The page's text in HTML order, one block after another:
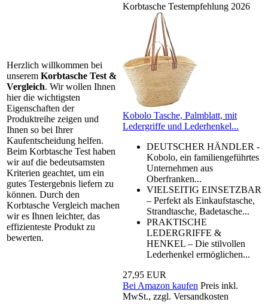
Herzlich willkommen bei
unserem Korbtasche Test &
Vergleich. Wir wollen Ihnen
hier die wichtigsten
Eigenschaften der
Produktreihe zeigen und
Ihnen so bei Ihrer
Kaufentscheidung helfen.
Beim Korbtasche Test haben
wir auf die bedeutsamsten
Kriterien geachtet, um ein
gutes Testergebnis liefern zu
können. Durch den
Korbtasche Vergleich machen
wir es Ihnen leichter, das
effizienteste Produkt zu
bewerten.
Korbtasche Testempfehlung 2026
Kobolo Tasche, Palmblatt, mit
Ledergriffe und Lederhenkel...
DEUTSCHER HÄNDLER -
Kobolo, ein familiengeführtes
Unternehmen aus
Oberfranken...
VIELSEITIG EINSETZBAR
– Perfekt als Einkaufstasche,
Strandtasche, Badetasche...
PRAKTISCHE
LEDERGRIFFE &
HENKEL – Die stilvollen
Lederhenkel ermöglichen...
27,95 EUR
Bei Amazon kaufen Preis inkl.
MwSt., zzgl. Versandkosten